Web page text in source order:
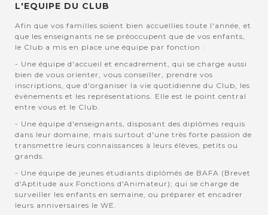
L'EQUIPE DU CLUB
Afin que vos familles soient bien accuellies toute l'année, et
que les enseignants ne se préoccupent que de vos enfants,
le Club a mis en place une équipe par fonction :
- Une équipe d'accueil et encadrement, qui se charge aussi
bien de vous orienter, vous conseiller, prendre vos
inscriptions, que d'organiser la vie quotidienne du Club, les
évènements et les représentations. Elle est le point central
entre vous et le Club.
- Une équipe d'enseignants, disposant des diplômes requis
dans leur domaine, mais surtout d'une très forte passion de
transmettre leurs connaissances à leurs élèves, petits ou
grands.
- Une équipe de jeunes étudiants diplômés de BAFA (Brevet
d'Aptitude aux Fonctions d'Animateur); qui se charge de
surveiller les enfants en semaine, ou préparer et encadrer
leurs anniversaires le WE.